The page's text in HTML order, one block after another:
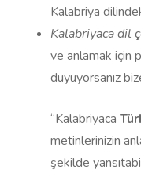
Kalabriya
Kalabriyaca dil
ve anlamak için
duyuyorsanız
“Kalabriyaca
metinlerinizin
şekilde